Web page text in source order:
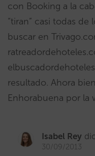
con Booking a la
“tiran” casi todas
buscar en
resultado. Ahora
Enhorabuena por la
Isabel Rey
30/09/2013